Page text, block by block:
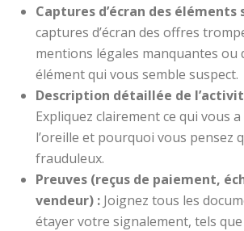
Captures d’écran des éléments
captures d’écran des offres
mentions légales manquantes ou
élément qui vous semble suspect.
Description détaillée de
Expliquez clairement ce qui vous
l’oreille et pourquoi vous pensez
frauduleux.
Preuves (reçus de paiement,
vendeur) : Joignez tous les
étayer votre signalement, tels que